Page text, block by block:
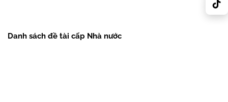
Danh sách đề tài cấp Nhà nước